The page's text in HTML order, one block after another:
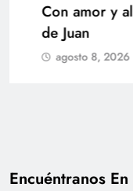
Con amor y
de Juan
agosto 8, 2026
Encuéntranos En